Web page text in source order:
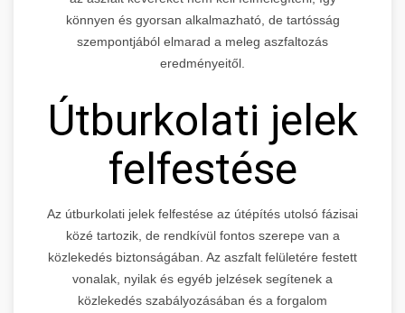
könnyen és gyorsan alkalmazható, de tartósság
szempontjából elmarad a meleg aszfaltozás
eredményeitől.
Útburkolati jelek
felfestése
Az útburkolati jelek felfestése az útépítés utolsó fázisai
közé tartozik, de rendkívül fontos szerepe van a
közlekedés biztonságában. Az aszfalt felületére festett
vonalak, nyilak és egyéb jelzések segítenek a
közlekedés szabályozásában és a forgalom